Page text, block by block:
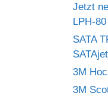
Jetzt
LPH-80
SATA
3M
3M